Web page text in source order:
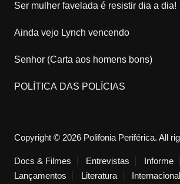
Ser mulher favelada é resistir dia a dia!
Ainda vejo Lynch vencendo
Senhor (Carta aos homens bons)
POLÍTICA DAS POLÍCIAS
Copyright © 2026 Polifonia Periférica. All
Docs & Filmes Entrevistas
Informe
Lançamentos
Literatura Internacional